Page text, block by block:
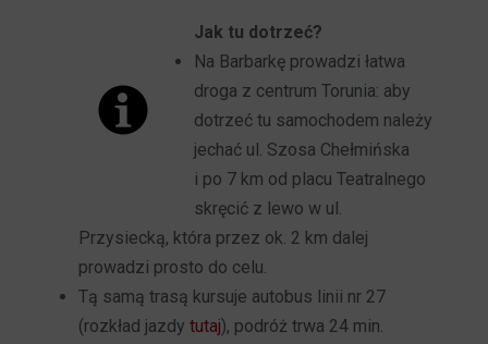
Jak tu dotrzeć?
Na Barbarkę prowadzi łatwa
droga z centrum Torunia: aby
dotrzeć tu samochodem należy
jechać ul. Szosa Chełmińska
i po 7 km od placu Teatralnego
skręcić z lewo w ul.
Przysiecką, która przez ok. 2 km dalej
prowadzi prosto do celu.
Tą samą trasą kursuje autobus linii nr 27
(rozkład jazdytutaj), podróż trwa 24 min.